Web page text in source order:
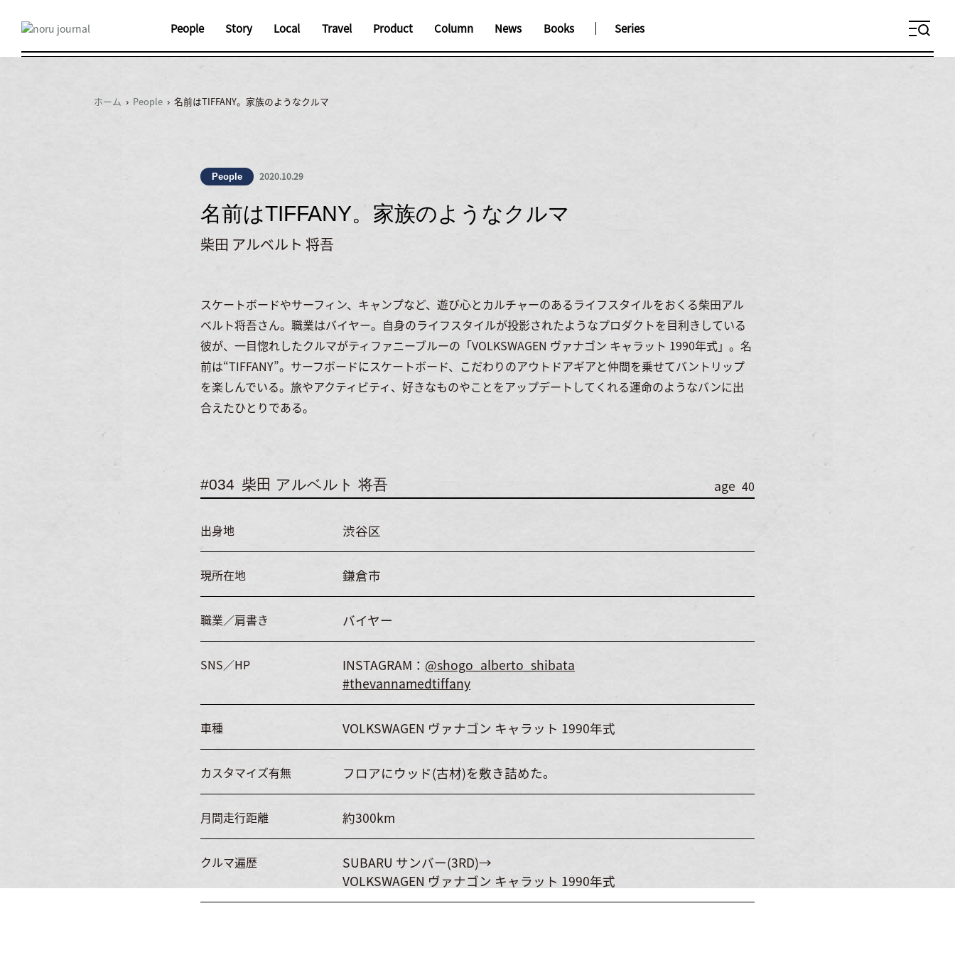
People Story Local Travel Product Column News Books Series
ホーム › People › 名前はTIFFANY。家族のようなクルマ
People 2020.10.29
名前はTIFFANY。家族のようなクルマ
柴田 アルベルト 将吾
スケートボードやサーフィン、キャンプなど、遊び心とカルチャーのあるライフスタイルをおくる柴田アル
ベルト将吾さん。職業はバイヤー。自身のライフスタイルが投影されたようなプロダクトを目利きしている
彼が、一目惚れしたクルマがティファニーブルーの「VOLKSWAGEN ヴァナゴン キャラット 1990年式」。名
前は“TIFFANY”。サーフボードにスケートボード、こだわりのアウトドアギアと仲間を乗せてバントリップ
を楽しんでいる。旅やアクティビティ、好きなものやことをアップデートしてくれる運命のようなバンに出
合えたひとりである。
#034 柴田 アルベルト 将吾 age 40
出身地 渋谷区
現所在地 鎌倉市
職業／肩書き バイヤー
SNS／HP INSTAGRAM： @shogo_alberto_shibata
#thevannamedtiffany
車種 VOLKSWAGEN ヴァナゴン キャラット 1990年式
カスタマイズ有無 フロアにウッド(古材)を敷き詰めた。
月間走行距離 約300km
クルマ遍歴
SUBARU サンバー(3RD)→
VOLKSWAGEN ヴァナゴン キャラット 1990年式